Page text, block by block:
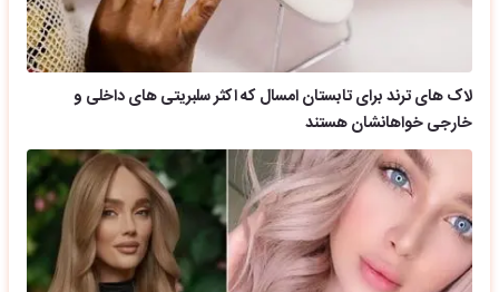
لاک های ترند برای تابستان امسال که اکثر سلبریتی های داخلی و
خارجی خواهانشان هستند